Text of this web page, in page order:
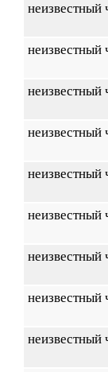
неизвестный
неизвестный
неизвестный
неизвестный
неизвестный
неизвестный
неизвестный
неизвестный
неизвестный